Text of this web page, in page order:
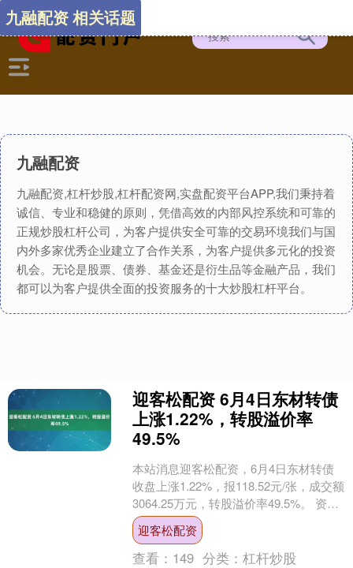
九融配资
九融配资,杠杆炒股,杠杆配资网,实盘配资平台APP,我们秉持着
诚信、专业和稳健的原则，凭借高效的内部风控系统和可靠的
正规炒股杠杆公司，为客户提供安全可靠的交易环境我们与国
内外多家优秀企业建立了合作关系，为客户提供多元化的投资
机会。无论是股票、债券、基金还是衍生品等金融产品，我们
都可以为客户提供全面的投资服务的十大炒股杠杆平台。
九融配资 相关话题
迎客松配资 6月4日东材转债
上涨1.22%，转股溢价率
49.5%
本站消息迎客松配资，6月4日东材转债
收盘上涨1.22%，报118.52元/张，成交额
3064.25万元，转股溢价率49.5%。 资料
显示，东材转债信用级别为“A....
迎客松配资
查看： 149 分类：杠杆炒股